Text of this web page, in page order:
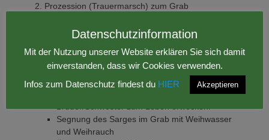
Prozession (Trauermarsch) zum Grab
Segnung der Grabstelle mit Weihwasser und
Worte /Bibelvers
Herablassen des Sarges/Urne („Wir übergeben
den Leib der Erde. Christuns, der von den
Toten auferstanden ist, wird auch unsere/n
Segnung des Sarges im Grab mit Weihwasser
und Weihrauch
Datenschutzinformation
Mit der Nutzung unserer Website erklären Sie sich damit
einverstanden, dass wir Cookies verwenden.
Infos zum Datenschutz findest du HIER Akzeptieren